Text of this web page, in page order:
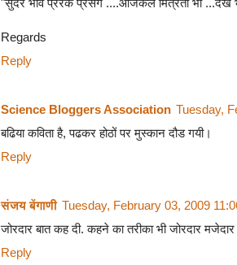
"सुंदर भाव प्रेरक प्रसंग ....आजकल मित्रता भी ...देख
Regards
Reply
Science Bloggers Association Tuesday,
बढिया कविता है, पढकर होठों पर मुस्‍कान दौड गयी।
Reply
संजय बेंगाणी Tuesday, February 03, 2009
जोरदार बात कह दी. कहने का तरीका भी जोरदार मजेदार
Reply